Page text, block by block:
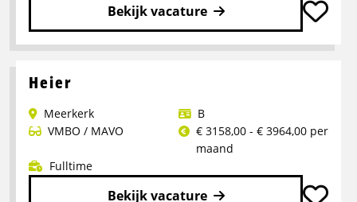
Bekijk vacature
Lees
over
–
ZZP
Heier
Meerkerk
B
VMBO / MAVO
€ 3158,00 - € 3964,00 per
maand
Fulltime
Bekijk vacature